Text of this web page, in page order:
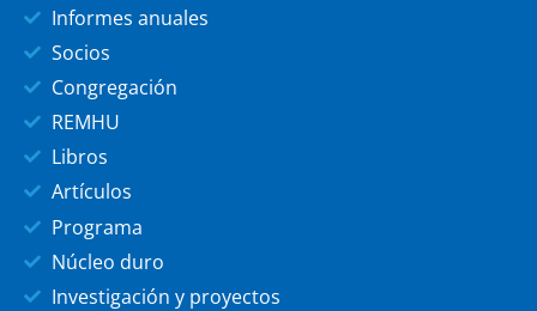
Informes anuales
Socios
Congregación
REMHU
Libros
Artículos
Programa
Núcleo duro
Investigación y proyectos